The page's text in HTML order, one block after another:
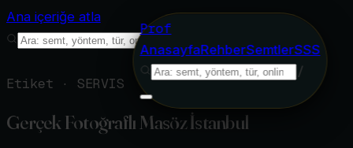
Ana içeriğe atla
Prof
AnasayfaRehberSemtlerSSS
/
/
Etiket · SERVIS
Gerçek Fotoğraflı Masöz İstanbul